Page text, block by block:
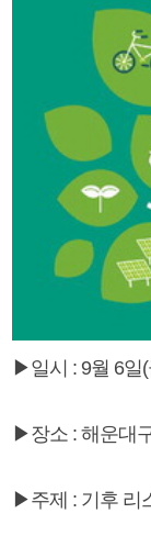
▶일시 : 9월 6일(
▶장소 : 해운대
▶주제 : 기후 리